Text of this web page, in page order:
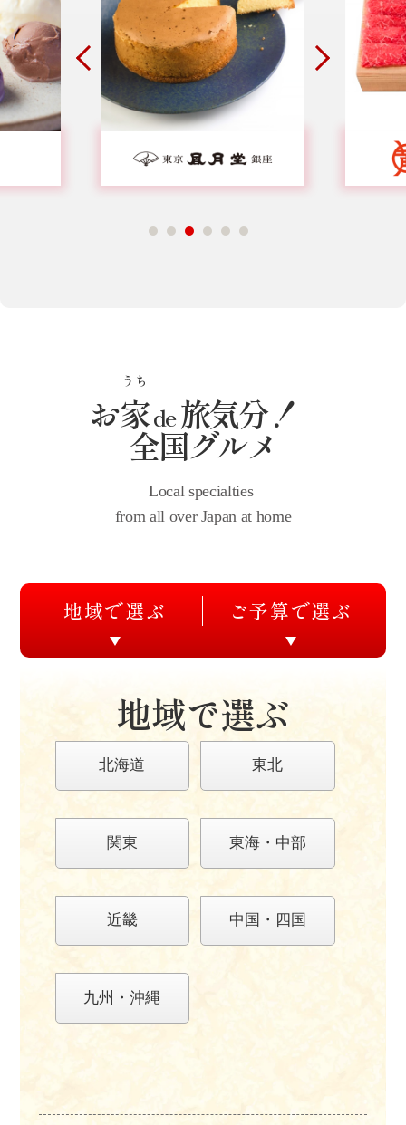
お家
うち
de旅気分！
全国グルメ
Local specialties
from all over Japan at home
地域で選ぶ ご予算で選ぶ
地域で選ぶ
北海道 東北
関東 東海・中部
近畿 中国・四国
九州・沖縄